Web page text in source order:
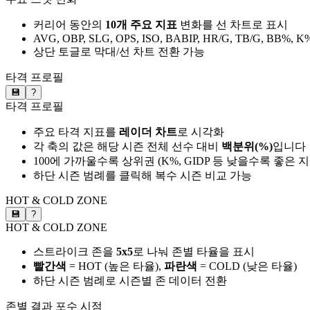
커리어 동안의 10개 주요 지표 변화를 선 차트로 표시
AVG, OBP, SLG, OPS, ISO, BABIP, HR/G, TB/G, BB%,
상단 토글로 막대/선 차트 전환 가능
타격 프로필
💾 ?
타격 프로필
주요 타격 지표를 레이더 차트로 시각화
각 축의 값은 해당 시즌 전체 선수 대비 백분위(%)입니다
100에 가까울수록 상위권 (K%, GIDP 등 낮을수록 좋은
하단 시즌 범례를 클릭해 복수 시즌 비교 가능
HOT & COLD ZONE
💾 ?
HOT & COLD ZONE
스트라이크 존을 5x5로 나눠 존별 타율을 표시
빨간색 = HOT (높은 타율), 파란색 = COLD (낮은 타율)
하단 시즌 범례로 시즌별 존 데이터 전환
존별 결과 포수 시점